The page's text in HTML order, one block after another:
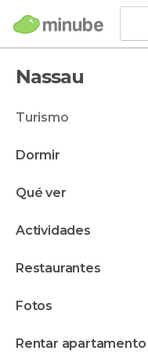
Nassau
turismo
dormir
qué ver
actividades
restaurantes
fotos
rentar apartamento